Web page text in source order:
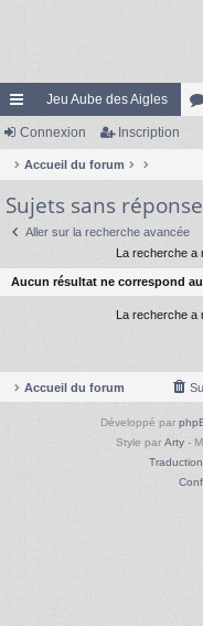
ac
co
ur
ci
s
Jeu Aube des Aigles
m
Connexion Inscription
Accueil du forum
Sujets sans réponse
Aller sur la recherche avancée
La recherche
Aucun résultat ne correspond
La recherche
Accueil du forum
Développé par
Style par Arty-